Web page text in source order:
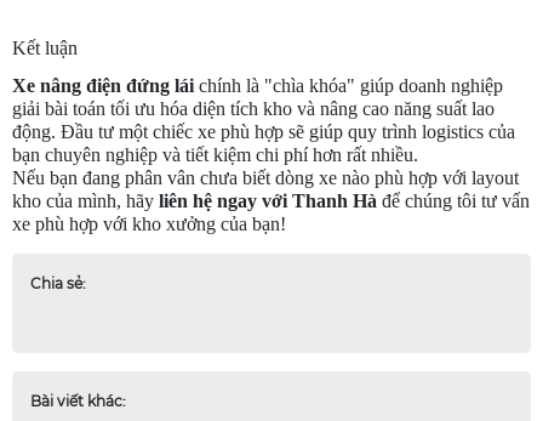
Kết luận
Xe nâng điện đứng lái chính là "chìa khóa" giúp doanh nghiệp
giải bài toán tối ưu hóa diện tích kho và nâng cao năng suất lao
động. Đầu tư một chiếc xe phù hợp sẽ giúp quy trình logistics của
bạn chuyên nghiệp và tiết kiệm chi phí hơn rất nhiều.
Nếu bạn đang phân vân chưa biết dòng xe nào phù hợp với layout
kho của mình, hãy liên hệ ngay với Thanh Hà để chúng tôi tư vấn
xe phù hợp với kho xưởng của bạn!
Chia sẻ:
Bài viết khác: